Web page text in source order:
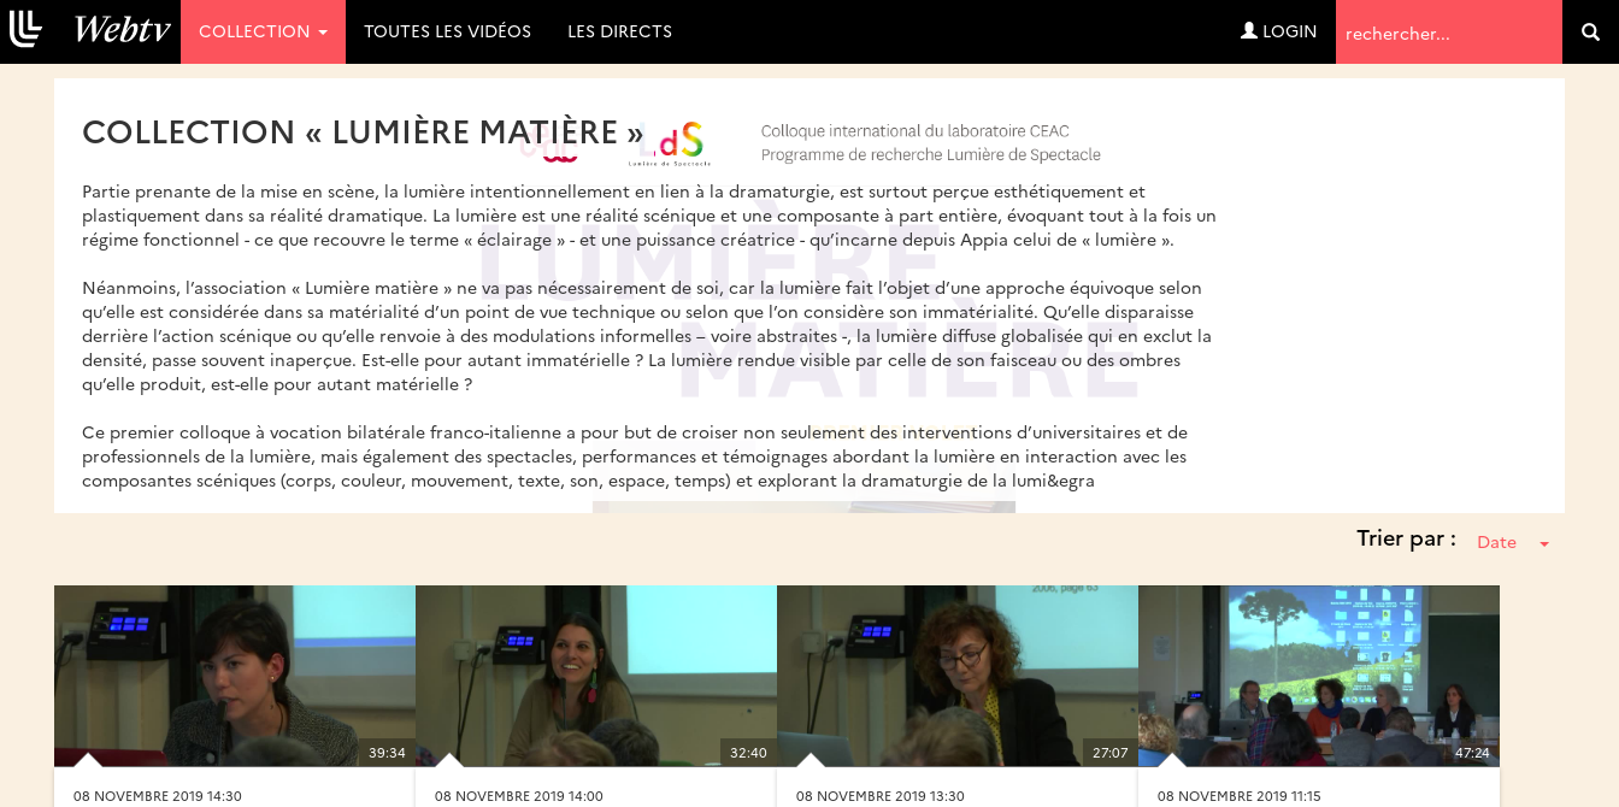
de
recherche
COLLECTION TOUTES LES VIDÉOS LES DIRECTS LOGIN
COLLECTION « LUMIÈRE MATIÈRE »
Partie prenante de la mise en scène, la lumière intentionnellement en lien à la dramaturgie, est surtout perçue esthétiquement et
plastiquement dans sa réalité dramatique. La lumière est une réalité scénique et une composante à part entière, évoquant tout à la fois un
régime fonctionnel - ce que recouvre le terme « éclairage » - et une puissance créatrice - qu’incarne depuis Appia celui de « lumière ».
Néanmoins, l’association « Lumière matière » ne va pas nécessairement de soi, car la lumière fait l’objet d’une approche équivoque selon
qu’elle est considérée dans sa matérialité d’un point de vue technique ou selon que l’on considère son immatérialité. Qu’elle disparaisse
derrière l’action scénique ou qu’elle renvoie à des modulations informelles – voire abstraites -, la lumière diffuse globalisée qui en exclut la
densité, passe souvent inaperçue. Est-elle pour autant immatérielle ? La lumière rendue visible par celle de son faisceau ou des ombres
qu’elle produit, est-elle pour autant matérielle ?
Ce premier colloque à vocation bilatérale franco-italienne a pour but de croiser non seulement des interventions d’universitaires et de
professionnels de la lumière, mais également des spectacles, performances et témoignages abordant la lumière en interaction avec les
composantes scéniques (corps, couleur, mouvement, texte, son, espace, temps) et explorant la dramaturgie de la lumi&egra
Trier par : Date
39:34
08 NOVEMBRE 2019 14:30
32:40
08 NOVEMBRE 2019 14:00
27:07
08 NOVEMBRE 2019 13:30
47:24
08 NOVEMBRE 2019 11:15